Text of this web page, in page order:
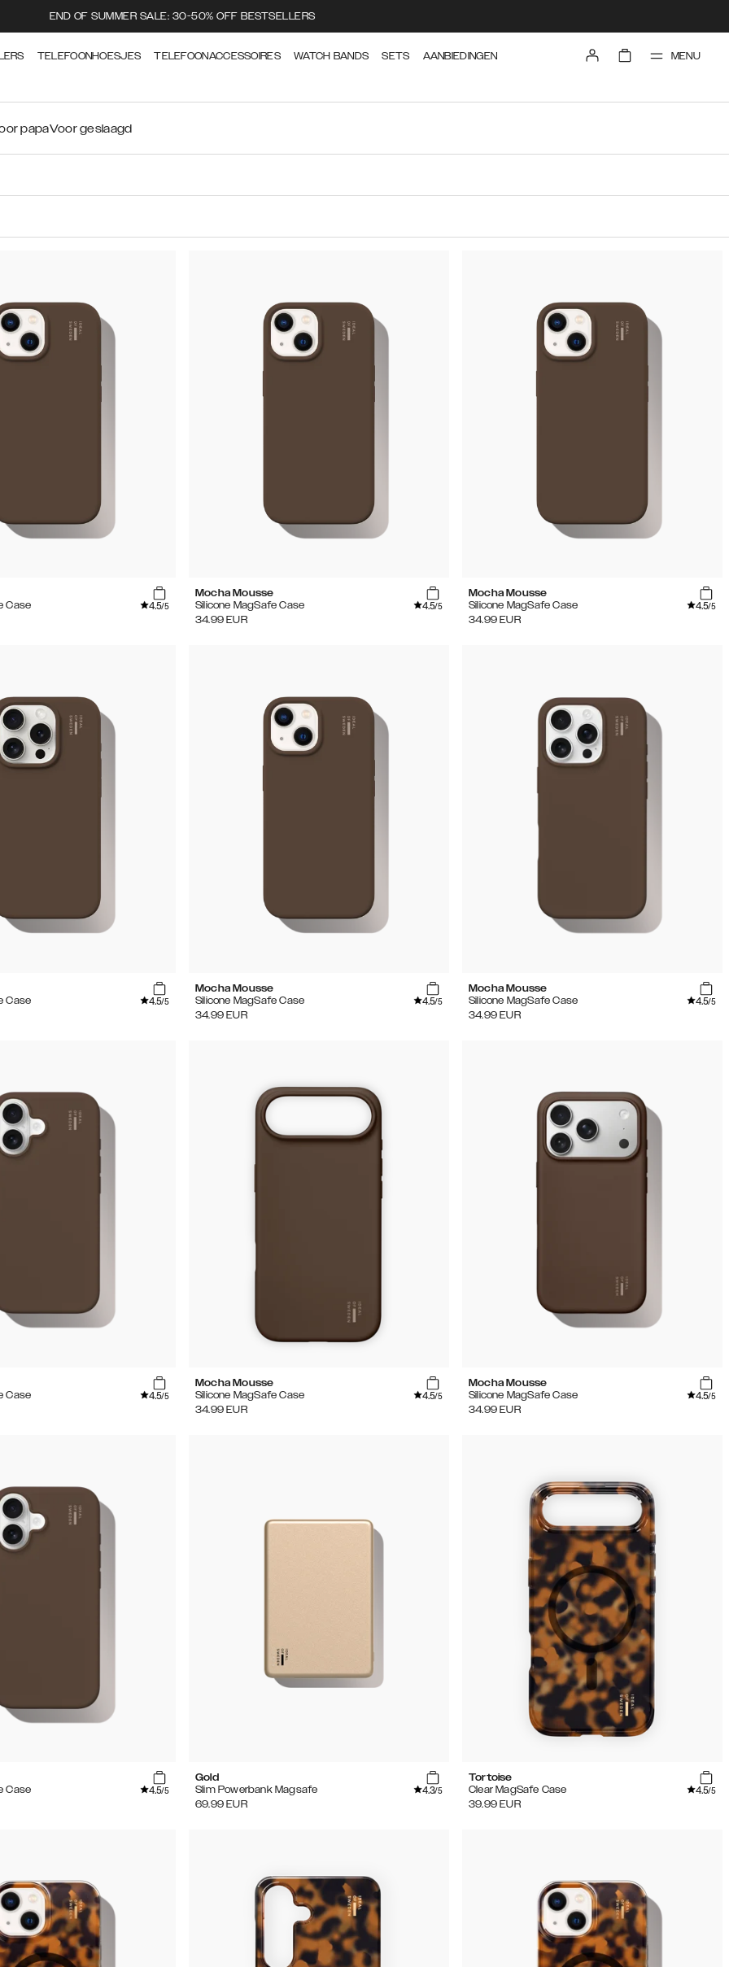
END OF SUMMER SALE: 30-50% OFF BESTSELLERS
TELEFOONHOESJES TELEFOONACCESSOIRES WATCH BANDS SETS AANBIEDINGEN MENU
papaVoor geslaagd
Case
4.5/5
Mocha Mousse
Silicone MagSafe Case
4.5/5
34.99 EUR
Mocha Mousse
Silicone MagSafe Case
4.5/5
34.99 EUR
Case
4.5/5
Mocha Mousse
Silicone MagSafe Case
4.5/5
34.99 EUR
Mocha Mousse
Silicone MagSafe Case
4.5/5
34.99 EUR
Case
4.5/5
Mocha Mousse
Silicone MagSafe Case
4.5/5
34.99 EUR
Mocha Mousse
Silicone MagSafe Case
4.5/5
34.99 EUR
Case
4.5/5
Gold
Slim Powerbank Magsafe
4.3/5
69.99 EUR
Tortoise
Clear MagSafe Case
4.5/5
39.99 EUR